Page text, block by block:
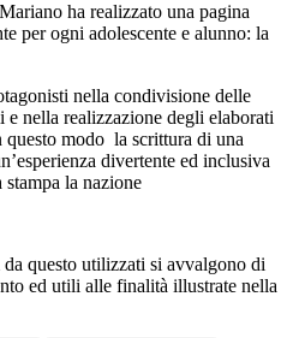
ha realizzato una pagina
per ogni adolescente e alunno: la
nella condivisione delle
nella realizzazione degli elaborati
modo la scrittura di una
divertente ed inclusiva
questo utilizzati si avvalgono di
ed utili alle finalità illustrate nella